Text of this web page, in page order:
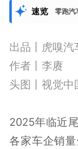
速览 零跑汽
出品丨虎嗅汽
作者丨李赓
头图丨视觉中
2025年临近
各家车企销